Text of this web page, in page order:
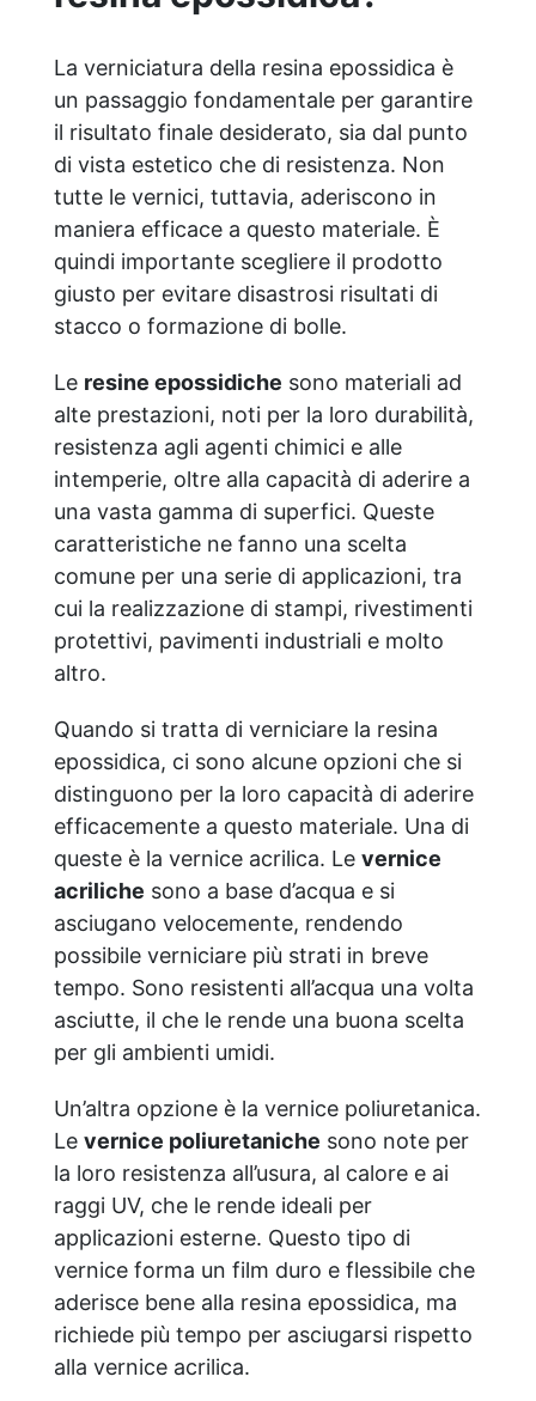
La verniciatura della resina epossidica è
un passaggio fondamentale per garantire
il risultato finale desiderato, sia dal punto
di vista estetico che di resistenza. Non
tutte le vernici, tuttavia, aderiscono in
maniera efficace a questo materiale. È
quindi importante scegliere il prodotto
giusto per evitare disastrosi risultati di
stacco o formazione di bolle.
Le resine epossidiche sono materiali ad
alte prestazioni, noti per la loro durabilità,
resistenza agli agenti chimici e alle
intemperie, oltre alla capacità di aderire a
una vasta gamma di superfici. Queste
caratteristiche ne fanno una scelta
comune per una serie di applicazioni, tra
cui la realizzazione di stampi, rivestimenti
protettivi, pavimenti industriali e molto
altro.
Quando si tratta di verniciare la resina
epossidica, ci sono alcune opzioni che si
distinguono per la loro capacità di aderire
efficacemente a questo materiale. Una di
queste è la vernice acrilica. Le vernice
acriliche sono a base d’acqua e si
asciugano velocemente, rendendo
possibile verniciare più strati in breve
tempo. Sono resistenti all’acqua una volta
asciutte, il che le rende una buona scelta
per gli ambienti umidi.
Un’altra opzione è la vernice poliuretanica.
Le vernice poliuretaniche sono note per
la loro resistenza all’usura, al calore e ai
raggi UV, che le rende ideali per
applicazioni esterne. Questo tipo di
vernice forma un film duro e flessibile che
aderisce bene alla resina epossidica, ma
richiede più tempo per asciugarsi rispetto
alla vernice acrilica.